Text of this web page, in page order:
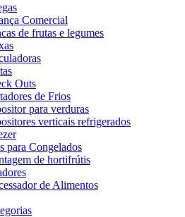
Comercial
de frutas e legumes
Outs
de Frios
para verduras
verticais refrigerados
para Congelados
de hortifrútis
de Alimentos